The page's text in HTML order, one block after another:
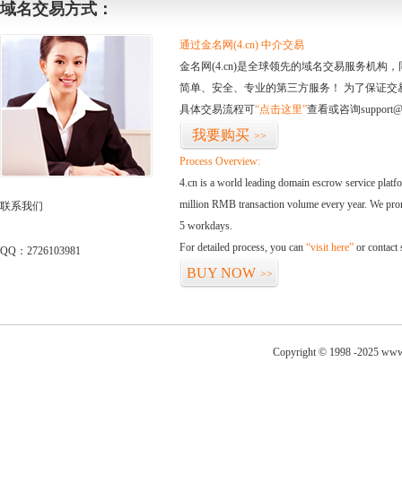
域名交易方式：
联系我们
QQ：2726103981
通过金名网(4.cn) 中介交易
金名网(4.cn)是全球领先的域名交易服务机构
简单、安全、专业的第三方服务！ 为了保证
具体交易流程可“点击这里”查看或咨询
我要购买 >>
Process Overview:
4.cn is a world leading domain escrow service
million RMB transaction volume every year. We
5 workdays.
For detailed process, you can “visit here” or contact
BUY NOW >>
Copyright © 1998 -2025